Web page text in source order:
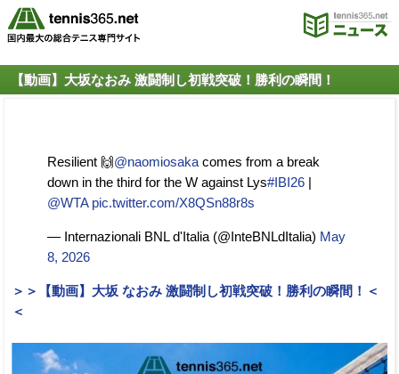
【動画】大坂なおみ 激闘制し初戦突破！勝利の瞬間！
Resilient 🙌 @naomiosakacomes from a break
down in the third for the W against Lys#IBI26
@WTA pic.twitter.com/X8QSn88r8s
— Internazionali BNL d'Italia (@InteBNLdItalia) May
8, 2026
＞＞【動画】大坂 なおみ 激闘制し初戦突破！勝利の瞬間！＜
＜